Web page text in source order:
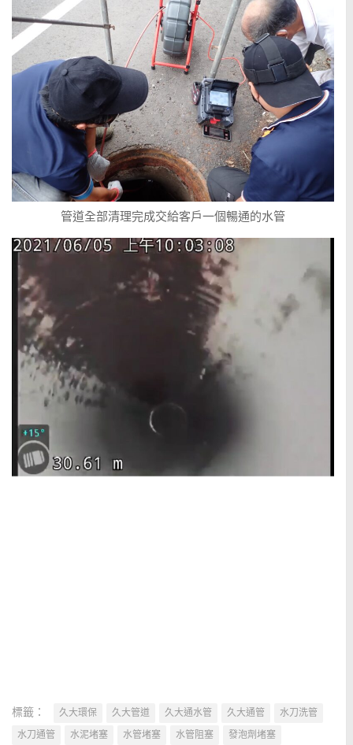
管道全部清理完成交給客戶一個暢通的水管
標籤： 久大環保 久大管道 久大通水管 久大通管
水刀洗管
水刀通管
水泥堵塞 水管堵塞 水管阻塞 發泡劑堵塞